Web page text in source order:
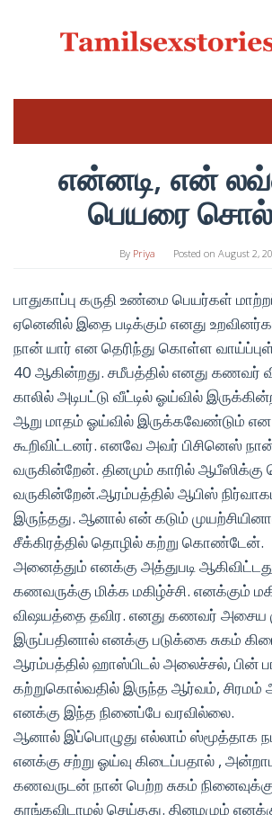
என்னடி, என்
பெயரை
By Priya Posted on August 2,
பாதுகாப்பு கருதி உண்மை பெயர்கள்
ஏனெனில் இதை படிக்கும் எனது
நான் யார் என தெரிந்து கொள்ள
40 ஆகின்றது. சமீபத்தில் எனது கணவர்
காலில் அடிபட்டு வீட்டில் ஓய்வில்
ஆறு மாதம் ஓய்வில் இருக்கவேண்டும்
கூறிவிட்டனர். எனவே அவர் பிசினெஸ்
வருகின்றேன். தினமும் காரில் ஆபீஸிக்கு
வருகின்றேன்.ஆரம்பத்தில் ஆபிஸ்
இருந்தது. ஆனால் என் கடும்
சீக்கிரத்தில் தொழில் கற்று கொண்டேன்.
அனைத்தும் எனக்கு அத்துபடி
கணவருக்கு மிக்க மகிழ்ச்சி. எனக்கும்
விஷயத்தை தவிர. எனது கணவர் அசைய
இருப்பதினால் எனக்கு படுக்கை சுகம்
ஆரம்பத்தில் ஹாஸ்பிடல் அலைச்சல், பின்
கற்றுகொல்வதில் இருந்த ஆர்வம், சிரமம்
எனக்கு இந்த நினைப்பே வரவில்லை.
ஆனால் இப்பொழுது எல்லாம் ஸ்மூத்தாக
எனக்கு சற்று ஓய்வு கிடைப்பதால் ,
கணவருடன் நான் பெற்ற சுகம்
தூங்கவிடாமல் செய்தது. தினமமும்